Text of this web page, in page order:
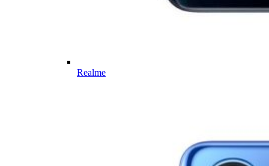
Realme